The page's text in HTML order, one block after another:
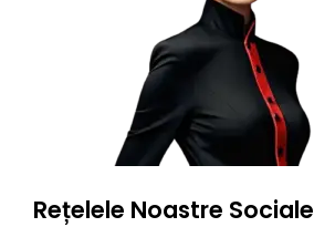
Rețelele Noastre Sociale